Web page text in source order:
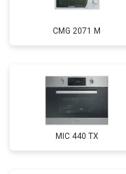
CMG 2071 M
MIC 440 TX